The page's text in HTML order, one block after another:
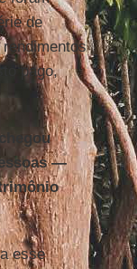
de
pago,
—
esse